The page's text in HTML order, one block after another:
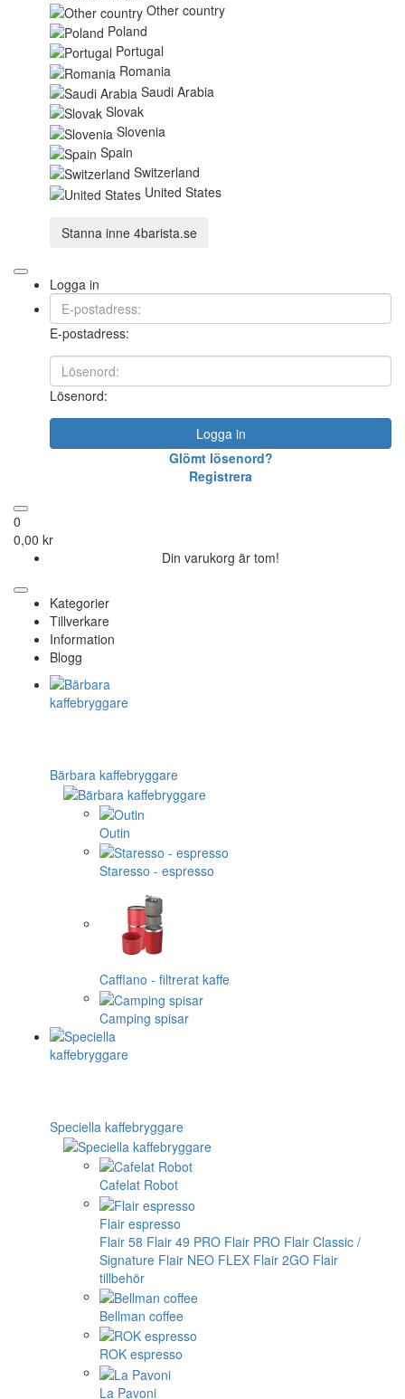
Other country
Poland
Portugal
Romania
Saudi Arabia
Slovak
Slovenia
Spain
Switzerland
United States
Stanna inne 4barista.se
Logga in
E-postadress:
Lösenord:
Logga in
Glömt lösenord?
Registrera
0
0,00 kr
Din varukorg är tom!
Kategorier
Tillverkare
Information
Blogg
Bärbara kaffebryggare
Outin
Staresso - espresso
Cafflano - filtrerat kaffe
Camping spisar
Speciella kaffebryggare
Cafelat Robot
Flair espresso
Flair 58 Flair 49 PRO Flair PRO Flair Classic /
Signature Flair NEO FLEX Flair 2GO Flair
tillbehör
Bellman coffee
ROK espresso
La Pavoni